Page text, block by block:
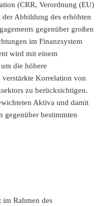
(CRR, Verordnung (EU)
Abbildung des erhöhten
gegenüber großen
im Finanzsystem
wird mit einem
die höhere
Korrelation von
zu berücksichtigen.
Aktiva und damit
gegenüber bestimmten
Rahmen des